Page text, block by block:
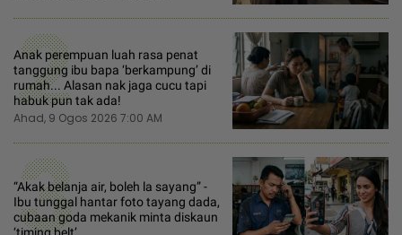
2
Anak perempuan luah rasa penat
tanggung ibu bapa ‘berkampung’ di
rumah... Alasan nak jaga cucu tapi
habuk pun tak ada!
Ahad, 9 Ogos 2026 7:00 AM
3
“Akak belanja air, boleh la sayang” -
Ibu tunggal hantar foto tayang dada,
cubaan goda mekanik minta diskaun
‘timing belt’